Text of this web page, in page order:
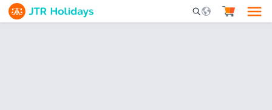
Mobile Search